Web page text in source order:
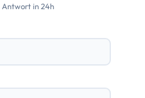
Antwort in 24h